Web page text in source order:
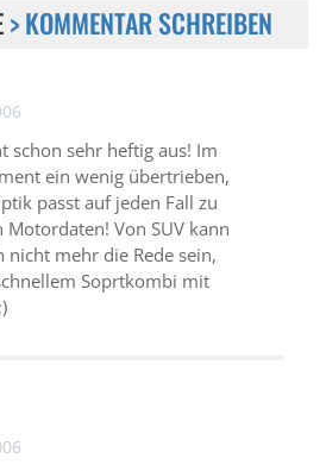
> KOMMENTAR SCHREIBEN
schon sehr heftig aus! Im
ein wenig übertrieben,
passt auf jeden Fall zu
Motordaten! Von SUV kann
nicht mehr die Rede sein,
Soprtkombi mit